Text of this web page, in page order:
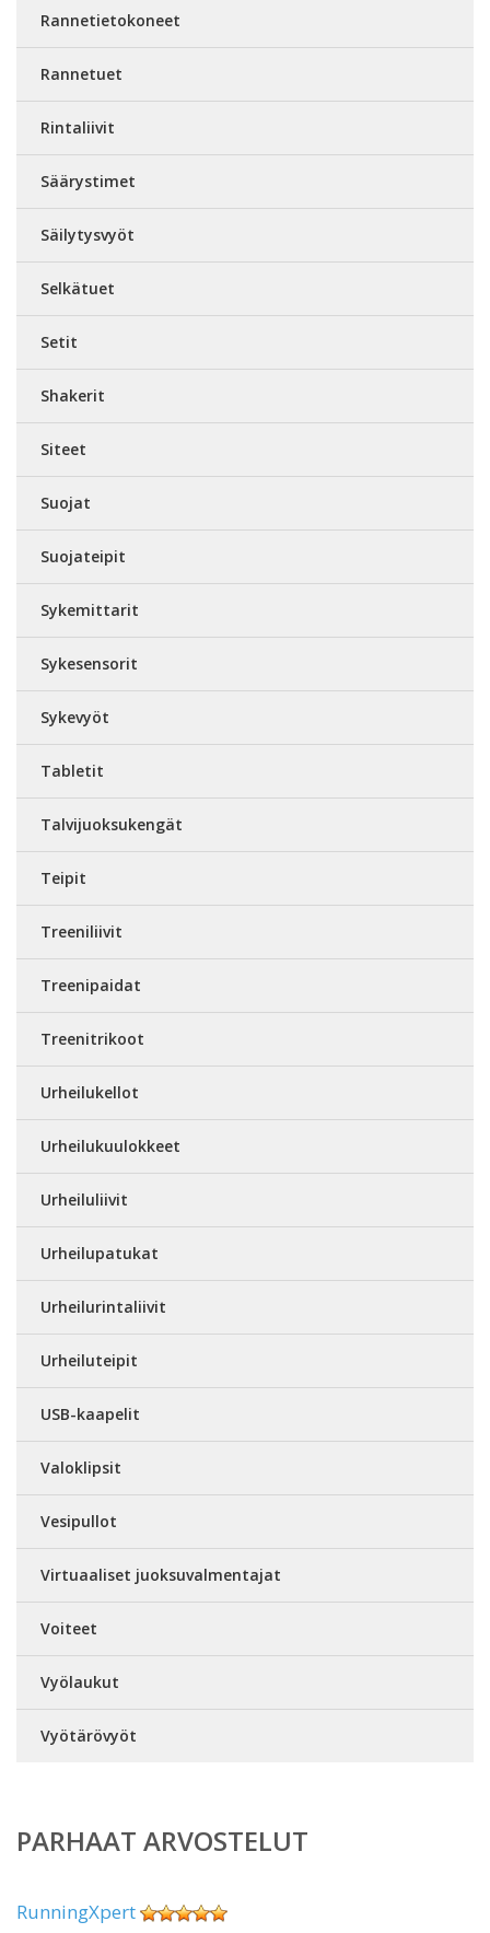
Rannetietokoneet
Rannetuet
Rintaliivit
Säärystimet
Säilytysvyöt
Selkätuet
Setit
Shakerit
Siteet
Suojat
Suojateipit
Sykemittarit
Sykesensorit
Sykevyöt
Tabletit
Talvijuoksukengät
Teipit
Treeniliivit
Treenipaidat
Treenitrikoot
Urheilukellot
Urheilukuulokkeet
Urheiluliivit
Urheilupatukat
Urheilurintaliivit
Urheiluteipit
USB-kaapelit
Valoklipsit
Vesipullot
Virtuaaliset juoksuvalmentajat
Voiteet
Vyölaukut
Vyötärövyöt
PARHAAT ARVOSTELUT
RunningXpert